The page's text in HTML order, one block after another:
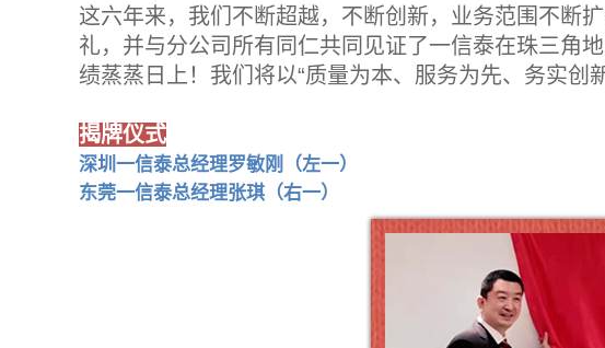
这六年来，我们不断超越，不断创新，业务范围不断
礼，并与分公司所有同仁共同见证了一信泰在珠三角
绩蒸蒸日上！我们将以“质量为本、服务为先、务实创
揭牌仪式
深圳一信泰总经理罗敏刚（左一）
东莞一信泰总经理张琪（右一）